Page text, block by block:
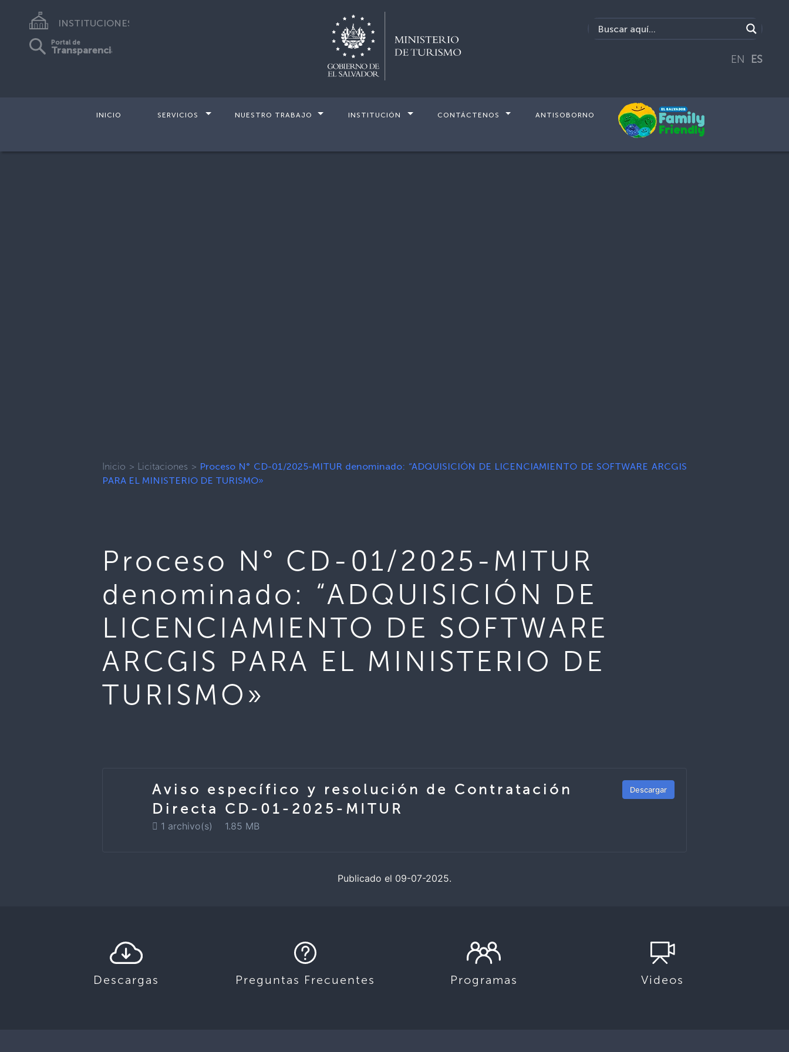
INSTITUCIONES
Portal de
Transparencia
EN ES
INICIO SERVICIOS NUESTRO TRABAJO INSTITUCIÓN CONTÁCTENOS ANTISOBORNO
Inicio > Licitaciones > Proceso N° CD-01/2025-MITUR denominado: “ADQUISICIÓN DE LICENCIAMIENTO DE SOFTWARE ARCGIS
PARA EL MINISTERIO DE TURISMO»
Proceso N° CD-01/2025-MITUR
denominado: “ADQUISICIÓN DE
LICENCIAMIENTO DE SOFTWARE
ARCGIS PARA EL MINISTERIO DE
TURISMO»
Aviso específico y resolución de Contratación
Directa CD-01-2025-MITUR
1 archivo(s) 1.85 MB
Descargar
Publicado el 09-07-2025.
Descargas Preguntas Frecuentes Programas Videos